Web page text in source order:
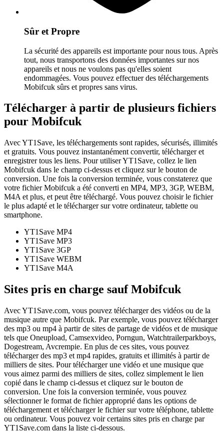
Sûr et Propre
La sécurité des appareils est importante pour nous tous. Après
tout, nous transportons des données importantes sur nos
appareils et nous ne voulons pas qu'elles soient
endommagées. Vous pouvez effectuer des téléchargements
Mobifcuk sûrs et propres sans virus.
Télécharger à partir de plusieurs fichiers
pour Mobifcuk
Avec YT1Save, les téléchargements sont rapides, sécurisés, illimités
et gratuits. Vous pouvez instantanément convertir, télécharger et
enregistrer tous les liens. Pour utiliser YT1Save, collez le lien
Mobifcuk dans le champ ci-dessus et cliquez sur le bouton de
conversion. Une fois la conversion terminée, vous constaterez que
votre fichier Mobifcuk a été converti en MP4, MP3, 3GP, WEBM,
M4A et plus, et peut être téléchargé. Vous pouvez choisir le fichier
le plus adapté et le télécharger sur votre ordinateur, tablette ou
smartphone.
YT1Save MP4
YT1Save MP3
YT1Save 3GP
YT1Save WEBM
YT1Save M4A
Sites pris en charge sauf Mobifcuk
Avec YT1Save.com, vous pouvez télécharger des vidéos ou de la
musique autre que Mobifcuk. Par exemple, vous pouvez télécharger
des mp3 ou mp4 à partir de sites de partage de vidéos et de musique
tels que Oneupload, Camsexvideo, Porngun, Watchtrailerparkboys,
Dogestream, Avcrempie. En plus de ces sites, vous pouvez
télécharger des mp3 et mp4 rapides, gratuits et illimités à partir de
milliers de sites. Pour télécharger une vidéo et une musique que
vous aimez parmi des milliers de sites, collez simplement le lien
copié dans le champ ci-dessus et cliquez sur le bouton de
conversion. Une fois la conversion terminée, vous pouvez
sélectionner le format de fichier approprié dans les options de
téléchargement et télécharger le fichier sur votre téléphone, tablette
ou ordinateur. Vous pouvez voir certains sites pris en charge par
YT1Save.com dans la liste ci-dessous.